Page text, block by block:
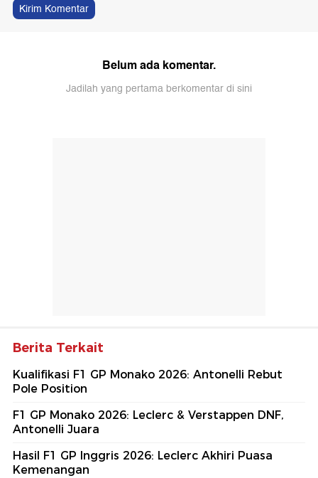
Kirim Komentar
Belum ada komentar.
Jadilah yang pertama berkomentar di sini
Berita Terkait
Kualifikasi F1 GP Monako 2026: Antonelli Rebut
Pole Position
F1 GP Monako 2026: Leclerc & Verstappen DNF,
Antonelli Juara
Hasil F1 GP Inggris 2026: Leclerc Akhiri Puasa
Kemenangan